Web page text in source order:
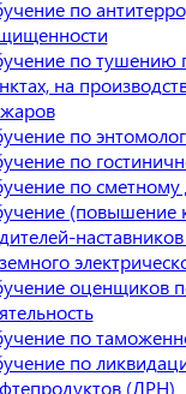
по
по тушению
на
по
по
по сметному
(повышение
оценщиков
по
по
(ЛРН)